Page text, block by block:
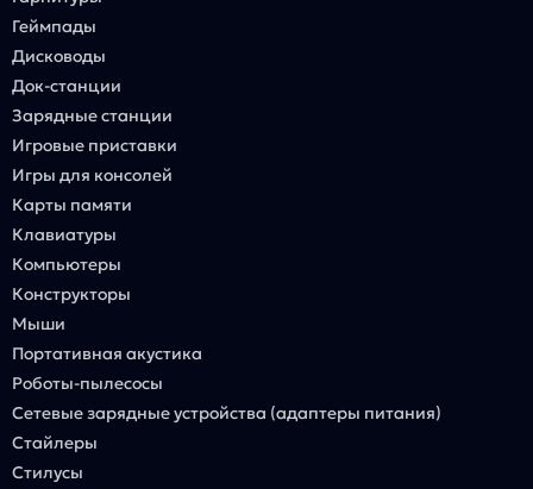
Геймпады
Дисководы
Док-станции
Зарядные станции
Игровые приставки
Игры для консолей
Карты памяти
Клавиатуры
Компьютеры
Конструкторы
Мыши
Портативная акустика
Роботы-пылесосы
Сетевые зарядные устройства (адаптеры питания)
Стайлеры
Стилусы